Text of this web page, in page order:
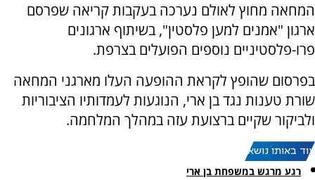
המחאה מחוץ לאולם נערכה בעקבות קריאה שפרסם
ארגון "אמנים למען פלסטין", בשיתוף ארגונים
פרו-פלסטיניים נוספים הפועלים בצרפת.
בפרסום שהופץ לקראת ההופעה העלו מארגני המחאה
שורת טענות נגד בן ארי, הנוגעות לעמדותיו הציבוריות
ולביקור שקיים ברצועת עזה במהלך המלחמה.
עוד באותו נושא:
רגע מרגש במשפחת בן ארי